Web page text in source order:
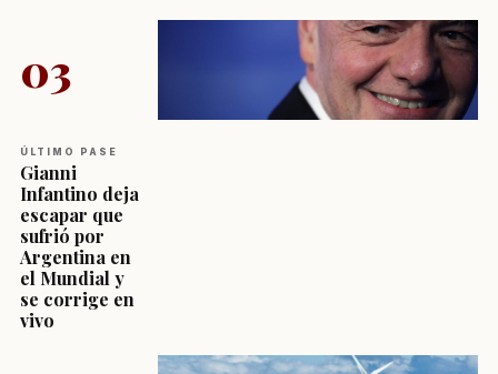
03
ÚLTIMO PASE
Gianni
Infantino deja
escapar que
sufrió por
Argentina en
el Mundial y
se corrige en
vivo